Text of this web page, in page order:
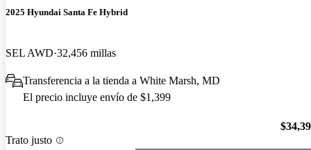
2025 Hyundai Santa Fe Hybrid
SEL AWD 32,456 millas
Transferencia a la tienda a White Marsh, MD
El precio incluye envío de $1,399
Trato justo